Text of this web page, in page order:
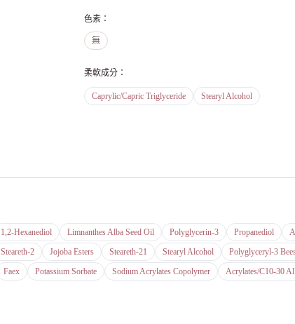
色素 ：
無
柔軟成分 ：
Caprylic/Capric Triglyceride Stearyl Alcohol
1,2-Hexanediol Limnanthes Alba Seed Oil Polyglycerin-3 Propanediol
Steareth-2 Jojoba Esters Steareth-21 Stearyl Alcohol Polyglyceryl-3
Faex Potassium Sorbate Sodium Acrylates Copolymer
Acrylates/C10-30